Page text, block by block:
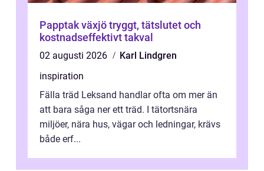
Papptak växjö tryggt, tätslutet och
kostnadseffektivt takval
02 augusti 2026
Karl Lindgren
inspiration
Fälla träd Leksand handlar ofta om mer än
att bara såga ner ett träd. I tätortsnära
miljöer, nära hus, vägar och ledningar, krävs
både erf...